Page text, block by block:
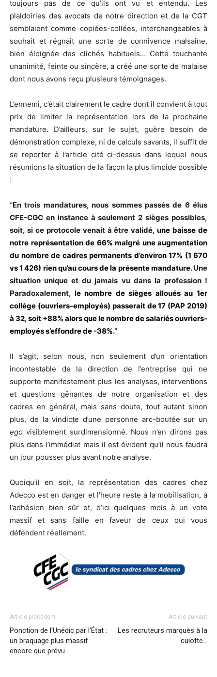
toujours pas de ce qu’ils ont vu et entendu. Les
plaidoiries des avocats de notre direction et de la CGT
semblaient comme copiées-collées, interchangeables à
souhait et régnait une sorte de connivence malsaine,
bien éloignée des clichés habituels… Cette touchante
unanimité, feinte ou sincère, a créé une sorte de malaise
dont nous avons reçu plusieurs témoignages.
L’ennemi, c’était clairement le cadre dont il convient à tout
prix de limiter la représentation lors de la prochaine
mandature. D’ailleurs, sur le sujet, guère besoin de
démonstration complexe, ni de calculs savants, il suffit de
se reporter à l’article cité ci-dessus dans lequel nous
résumions la situation de la façon la plus limpide possible
:
“En trois mandatures, nous sommes passés de 6 élus
CFE-CGC en instance à seulement 2 sièges possibles,
soit, si ce protocole venait à être validé,une baisse de
notre représentation de 66% malgré une augmentation
du nombre de cadres permanents d’environ 17% (1 670
vs 1 426) rien qu’au cours de la présente mandature. Une
situation unique et du jamais vu dans la profession !
Paradoxalement, le nombre de sièges alloués au 1er
collège (ouvriers-employés) passerait de 17 (PAP 2019)
à 32, soit +88% alors que le nombre de salariés ouvriers-
employés s’effondre de -38%.”
Il s’agit, selon nous, non seulement d’un orientation
incontestable de la direction de l’entreprise qui ne
supporte manifestement plus les analyses, interventions
et questions gênantes de notre organisation et des
cadres en général, mais sans doute, tout autant sinon
plus, de la vindicte d’une personne arc-boutée sur un
ego visiblement surdimensionné. Nous n’en dirons pas
plus dans l’immédiat mais il est évident qu’il nous faudra
un jour pousser plus avant notre analyse.
Quoiqu’il en soit, la représentation des cadres chez
Adecco est en danger et l’heure reste à la mobilisation, à
l’adhésion bien sûr et, d’ici quelques mois à un vote
massif et sans faille en faveur de ceux qui vous
défendent réellement.
Article précédent
Ponction de l’Unédic par l’État :
un braquage plus massif
encore que prévu
Article suivant
Les recruteurs marqués à la
culotte…